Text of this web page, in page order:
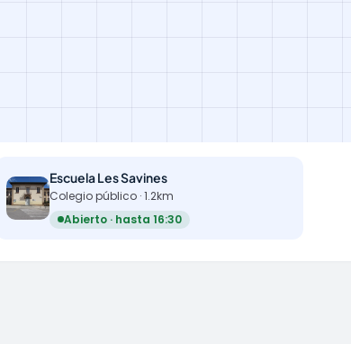
Escuela Les Savines
Colegio público · 1.2km
Abierto · hasta 16:30